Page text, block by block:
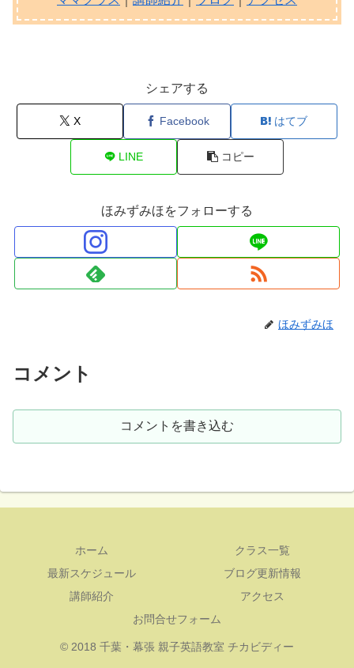
シェアする
X Facebook はてブ
LINE コピー
ほみずみほをフォローする
ほみずみほ
コメント
コメントを書き込む
ホーム
クラス一覧
最新スケジュール
ブログ更新情報
講師紹介
アクセス
お問合せフォーム
© 2018 千葉・幕張 親子英語教室 チカビディー